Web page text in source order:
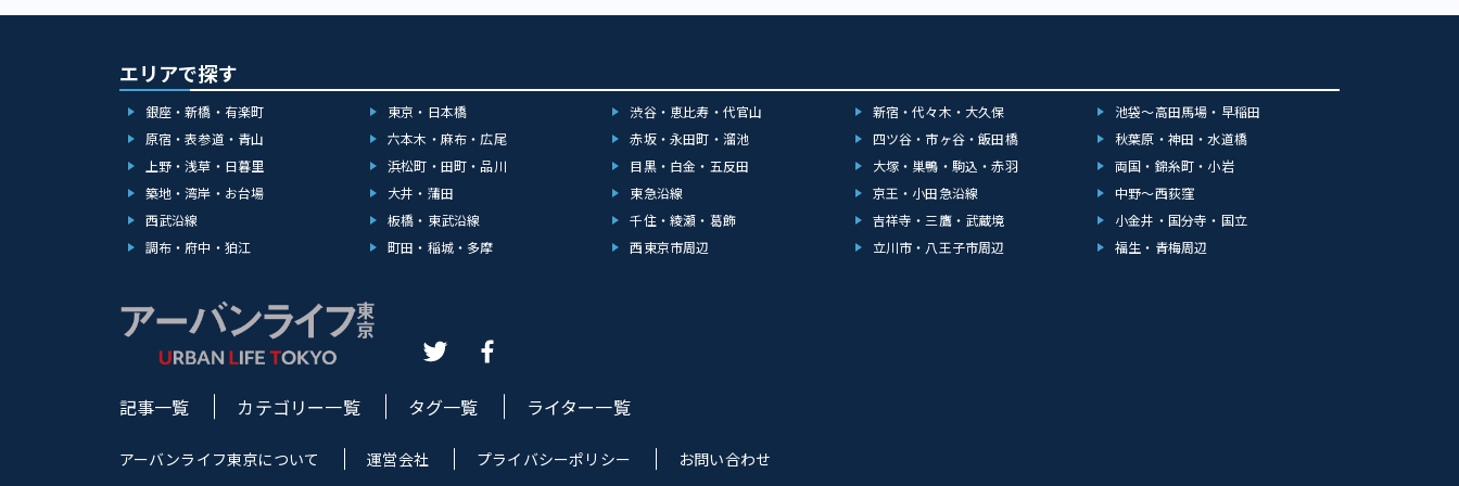
で一度も染めたことない髪の方が、髪色が抜けやすい（ブリーチしやすい）です。何より、
あげてください。」（高橋さん） 毛先から金髪→オレンジ→黒とグラデーションに染めて
いく、通称“キツネカラー”もおすすめ（画像提供：Liike）――ハイトーンカラーにおすすめの夏
ヘアアレンジはありますか？ 「ハイトーンこそアレンジが映えるので、タイトなお団子やツ
インテール、三つ編みも可愛いと思います。ポイントはオイルでツヤを出すこと。スタイリ
ングの際は、たっぷりのオイルでツヤを出し、つむじまわりはマスカラタイプのオイルでパ
サつかせないのがきれいに仕上げるポイントです。」（高橋さん） ハイトーンこそタイトな
お団子やツインテール、三つ編みなどのアレンジが映える（画像提供：Liike）マスクを外す
機会が増えて前髪や顔周にシェードを作る人が増えてます！ お次はシンプルかわいい、ナ
チュラルなスタイリングが得意なスタイリストのなまいりえさんにお話を伺いました。 ――こ
しれませんね。厚みは少なくても、オイルなどのスタイリング剤のツヤのある質感でみせる
のがおすすめです。」（なまいさん） おすすめはサロンでも取り扱いのある、天然由来原料
なうごきを表現します（画像提供：Liike）――シンプルかわいい系の定番ボブヘアですが、自
分に似合うボブスタイルはどうやって見つければいいでしょうか？ 「一言でボブといって
も、いろいろ種類があります。まずは『首が見えるか見えないか』、さらに『耳にかけるか
かけないか』、そして『レイヤーが入るかどうか』。この３つを意識してなりたいボブを選
エリアで探す
銀座・新橋・有楽町 東京・日本橋 渋谷・恵比寿・代官山 新宿・代々木・大久保
池袋～高田馬場・早稲田
原宿・表参道・青山
六本木・麻布・広尾 赤坂・永田町・溜池 四ツ谷・市ヶ谷・飯田橋
秋葉原・神田・水道橋
上野・浅草・日暮里
浜松町・田町・品川 目黒・白金・五反田 大塚・巣鴨・駒込・赤羽
両国・錦糸町・小岩
築地・湾岸・お台場
大井・蒲田 東急沿線 京王・小田急沿線
中野～西荻窪
西武沿線
板橋・東武沿線 千住・綾瀬・葛飾 吉祥寺・三鷹・武蔵境
小金井・国分寺・国立
調布・府中・狛江
町田・稲城・多摩 西東京市周辺 立川市・八王子市周辺 福生・青梅周辺
記事一覧 カテゴリー一覧 タグ一覧 ライター一覧
アーバンライフ東京について 運営会社 プライバシーポリシー お問い合わせ